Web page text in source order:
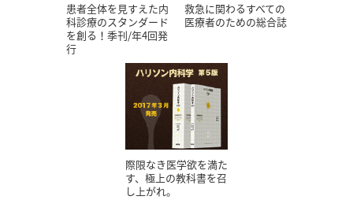
患者全体を見すえた内
科診療のスタンダード
を創る！季刊/年4回発
行
救急に関わるすべての
医療者のための総合誌
際限なき医学欲を満た
す、極上の教科書を召
し上がれ。